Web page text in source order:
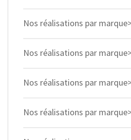
Nos réalisations par
Nos réalisations par
Nos réalisations par
Nos réalisations par